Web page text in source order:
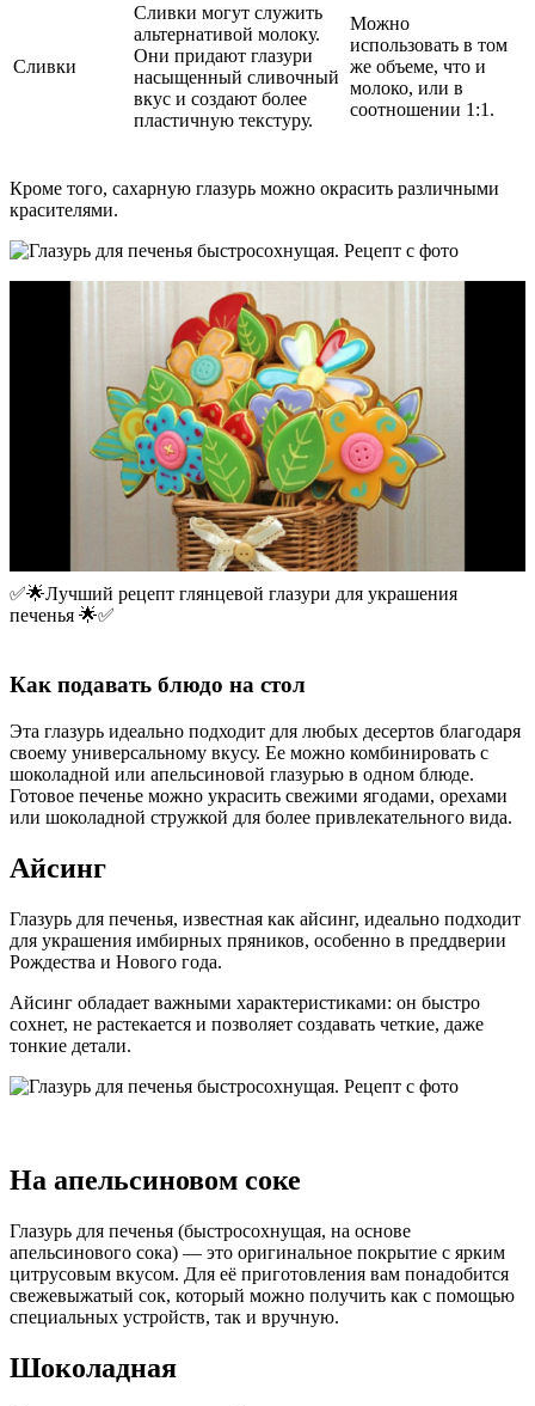
Сливки
Сливки могут служить
альтернативой молоку.
Они придают глазури
насыщенный сливочный
вкус и создают более
пластичную текстуру.
Можно
использовать в том
же объеме, что и
молоко, или в
соотношении 1:1.
Кроме того, сахарную глазурь можно окрасить различными
красителями.
✅🌟Лучший рецепт глянцевой глазури для украшения
печенья 🌟✅
Как подавать блюдо на стол
Эта глазурь идеально подходит для любых десертов благодаря
своему универсальному вкусу. Ее можно комбинировать с
шоколадной или апельсиновой глазурью в одном блюде.
Готовое печенье можно украсить свежими ягодами, орехами
или шоколадной стружкой для более привлекательного вида.
Айсинг
Глазурь для печенья, известная как айсинг, идеально подходит
для украшения имбирных пряников, особенно в преддверии
Рождества и Нового года.
Айсинг обладает важными характеристиками: он быстро
сохнет, не растекается и позволяет создавать четкие, даже
тонкие детали.
На апельсиновом соке
Глазурь для печенья (быстросохнущая, на основе
апельсинового сока) — это оригинальное покрытие с ярким
цитрусовым вкусом. Для её приготовления вам понадобится
свежевыжатый сок, который можно получить как с помощью
специальных устройств, так и вручную.
Шоколадная